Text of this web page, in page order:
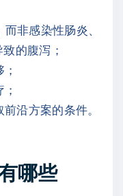
非感染性肠炎、
的腹泻；
沿方案的条件。
哪些